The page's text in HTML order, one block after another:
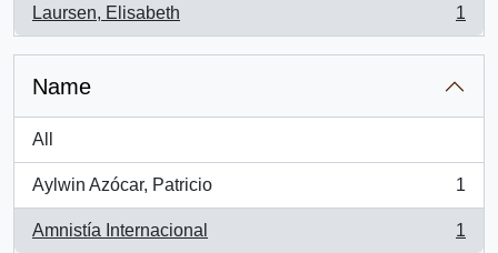
Laursen, Elisabeth
, 1 results
1
Name
All
Aylwin Azócar, Patricio
, 1 results
1
Amnistía Internacional
, 1 results
1